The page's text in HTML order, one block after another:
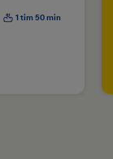
1 tim 50 min